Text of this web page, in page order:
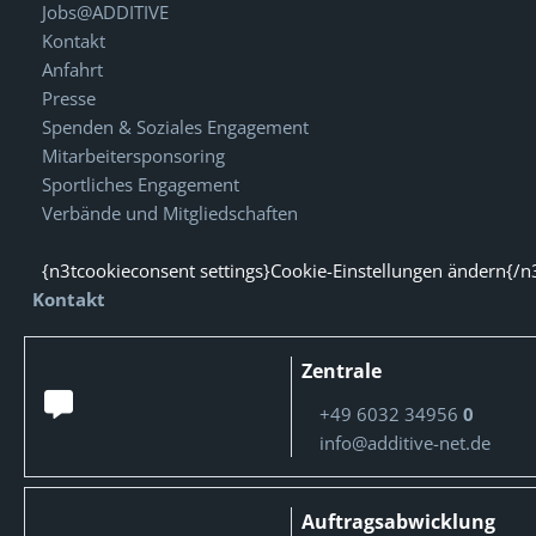
Jobs@ADDITIVE
Kontakt
Anfahrt
Presse
Spenden & Soziales Engagement
Mitarbeitersponsoring
Sportliches Engagement
Verbände und Mitgliedschaften
{n3tcookieconsent settings}Cookie-Einstellungen ändern{/
Kontakt
Zentrale
+49 6032 349560
info@additive-net.de
Auftragsabwicklung